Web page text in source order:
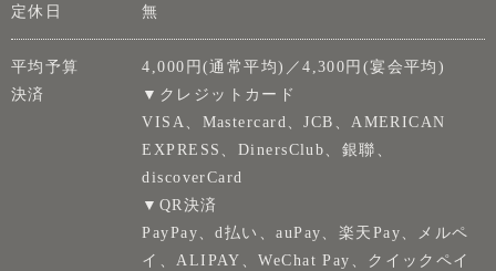
定休日
無
平均予算
4,000円(通常平均)／4,300円(宴会平均)
決済
▼クレジットカード
VISA、Mastercard、JCB、AMERICAN
EXPRESS、DinersClub、銀聯、
discoverCard
▼QR決済
PayPay、d払い、auPay、楽天Pay、メルペ
イ、ALIPAY、WeChat Pay、クイックペイ